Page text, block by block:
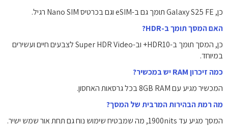
כן, Galaxy S25 FE תומך גם ב-eSIM וגם בכרטיס Nano SIM רגיל.
האם המסך תומך ב-HDR?
כן, המסך תומך ב-HDR10+ וב-Super HDR Video לצבעים חיים ועשירים
במיוחד.
כמה זיכרון RAM יש במכשיר?
המכשיר מגיע עם 8GB RAM בכל גרסאות האחסון.
מה רמת הבהירות המרבית של המסך?
המסך מגיע עד 1900nits, מה שמבטיח שימוש נוח גם תחת אור שמש ישיר.